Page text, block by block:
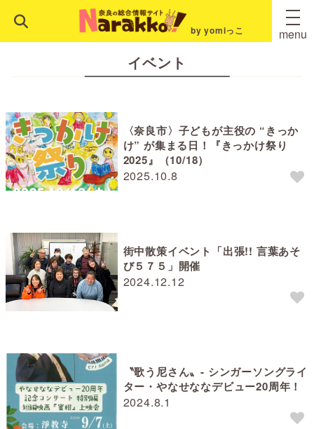
by yomiっこ menu
イベント
2025.10.8
〈奈良市〉子どもが主役の “きっか
け” が集まる日！『きっかけ祭り
2025』（10/18）
2024.12.12
街中散策イベント「出張!! 言葉あそ
び５７５」開催
2024.8.1
〝歌う尼さん〟- シンガーソングライ
ター・やなせななデビュー20周年！